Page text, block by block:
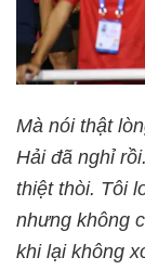
Mà nói thật
Hải đã nghỉ
thiệt thòi. Tôi
nhưng không
khi lại không